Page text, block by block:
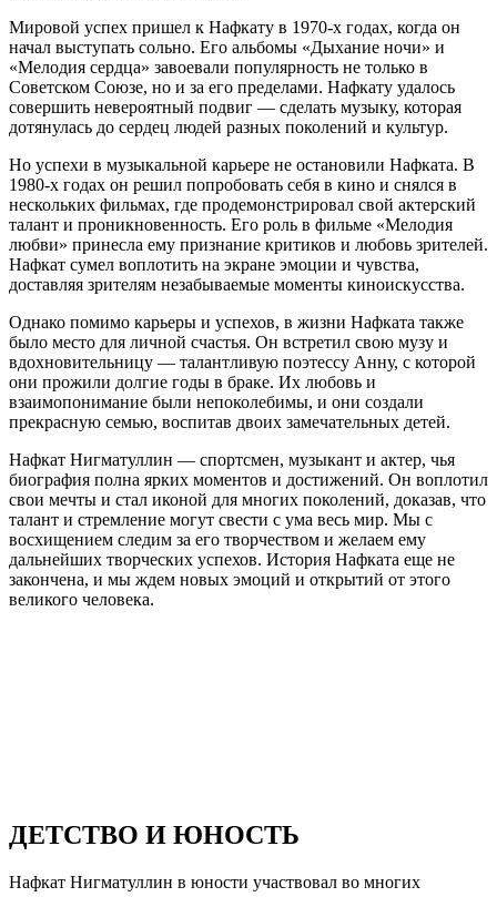
Мировой успех пришел к Нафкату в 1970-х годах, когда он
начал выступать сольно. Его альбомы «Дыхание ночи» и
«Мелодия сердца» завоевали популярность не только в
Советском Союзе, но и за его пределами. Нафкату удалось
совершить невероятный подвиг — сделать музыку, которая
дотянулась до сердец людей разных поколений и культур.
Но успехи в музыкальной карьере не остановили Нафката. В
1980-х годах он решил попробовать себя в кино и снялся в
нескольких фильмах, где продемонстрировал свой актерский
талант и проникновенность. Его роль в фильме «Мелодия
любви» принесла ему признание критиков и любовь зрителей.
Нафкат сумел воплотить на экране эмоции и чувства,
доставляя зрителям незабываемые моменты киноискусства.
Однако помимо карьеры и успехов, в жизни Нафката также
было место для личной счастья. Он встретил свою музу и
вдохновительницу — талантливую поэтессу Анну, с которой
они прожили долгие годы в браке. Их любовь и
взаимопонимание были непоколебимы, и они создали
прекрасную семью, воспитав двоих замечательных детей.
Нафкат Нигматуллин — спортсмен, музыкант и актер, чья
биография полна ярких моментов и достижений. Он воплотил
свои мечты и стал иконой для многих поколений, доказав, что
талант и стремление могут свести с ума весь мир. Мы с
восхищением следим за его творчеством и желаем ему
дальнейших творческих успехов. История Нафката еще не
закончена, и мы ждем новых эмоций и открытий от этого
великого человека.
ДЕТСТВО И ЮНОСТЬ
Нафкат Нигматуллин в юности участвовал во многих